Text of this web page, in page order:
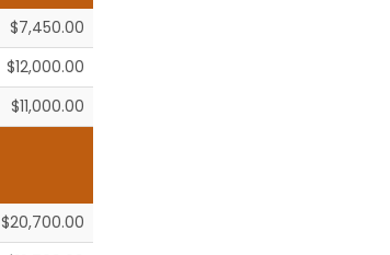
$7,450.00
$12,000.00
$11,000.00
$20,700.00